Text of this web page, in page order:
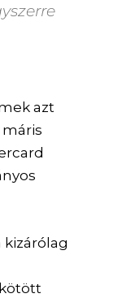
azt
kizárólag